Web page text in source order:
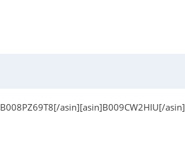
asin][asin]B009CW2HIU[/asin]